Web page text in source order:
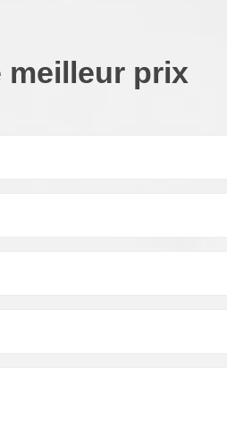
meilleur prix